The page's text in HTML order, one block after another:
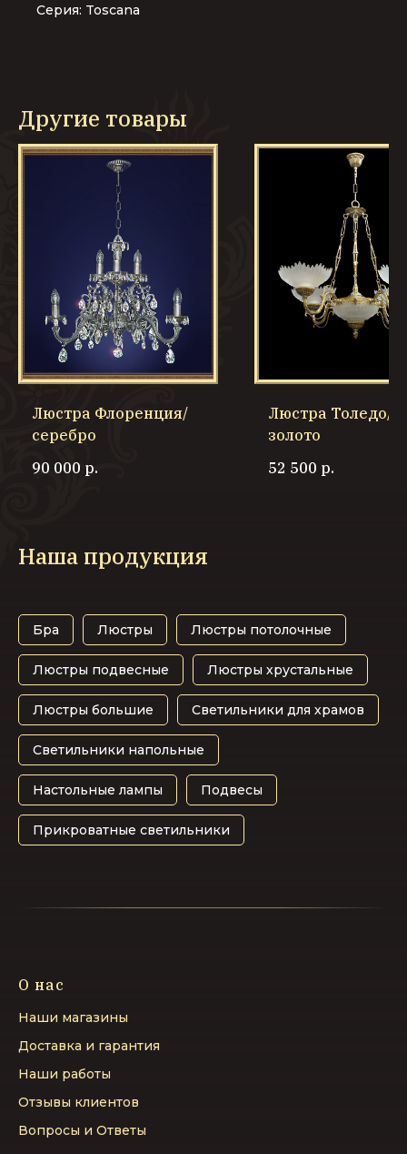
Серия: Toscana
Другие товары
Люстра Флоренция/
серебро
90 000 р.
Люстра Толедо/
золото
52 500 р.
Наша продукция
Бра Люстры Люстры потолочные
Люстры подвесные Люстры хрустальные
Люстры большие Светильники для храмов
Светильники напольные
Настольные лампы Подвесы
Прикроватные светильники
О нас
Наши магазины
Доставка и гарантия
Наши работы
Отзывы клиентов
Вопросы и Ответы